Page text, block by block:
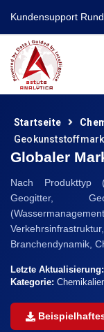
Kundensupport
Startseite
Globaler
Nach Produkttyp
Geogitter,
Branchendynamik,
Letzte Aktualisierung:
Kategorie: